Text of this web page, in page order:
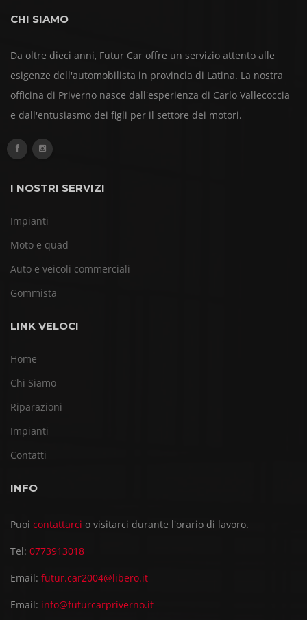
CHI SIAMO
Da oltre dieci anni, Futur Car offre un servizio attento alle
esigenze dell'automobilista in provincia di Latina. La nostra
officina di Priverno nasce dall'esperienza di Carlo Vallecoccia
e dall'entusiasmo dei figli per il settore dei motori.
I NOSTRI SERVIZI
Impianti
Moto e quad
Auto e veicoli commerciali
Gommista
LINK VELOCI
Home
Chi Siamo
Riparazioni
Impianti
Contatti
INFO
Puoi contattarci o visitarci durante l'orario di lavoro.
Tel: 0773913018
Email: futur.car2004@libero.it
Email: info@futurcarpriverno.it